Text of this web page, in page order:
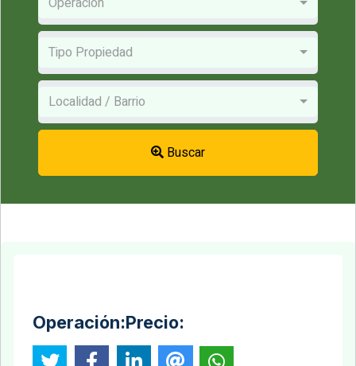
Tipo Propiedad
Localidad / Barrio
Buscar
Operación:Precio: